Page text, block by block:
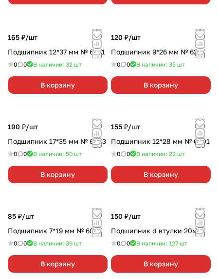
165 ₽/шт
Подшипник 12*37 мм № 6301
0 0 В наличии: 32 шт
В корзину
120 ₽/шт
Подшипник 9*26 мм № 629
0 0 В наличии: 35 шт
В корзину
190 ₽/шт
Подшипник 17*35 мм № 6003
0 0 В наличии: 50 шт
В корзину
155 ₽/шт
Подшипник 12*28 мм № 6001
0 0 В наличии: 22 шт
В корзину
85 ₽/шт
Подшипник 7*19 мм № 607
0 0 В наличии: 39 шт
В корзину
150 ₽/шт
Подшипник d втулки 20мм
0 0 В наличии: 127 шт
В корзину